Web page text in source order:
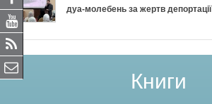
дуа-молебень за жертв депортації
Книги